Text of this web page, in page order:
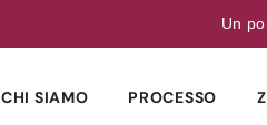
Un
CHI SIAMO PROCESSO